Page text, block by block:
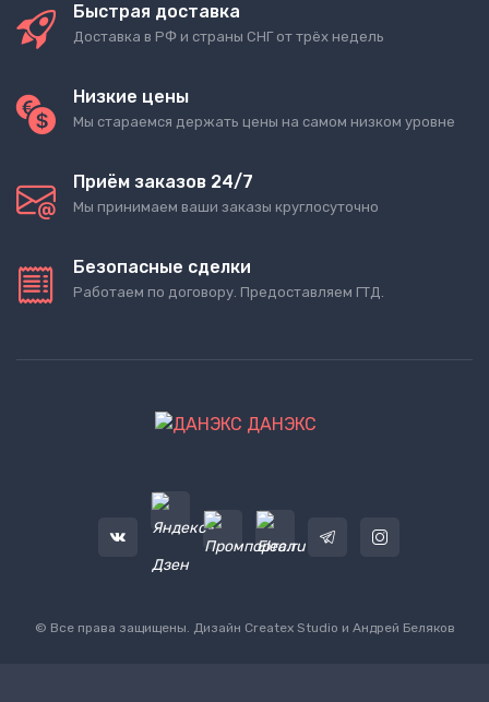
Быстрая доставка
Доставка в РФ и страны СНГ от трёх недель
Низкие цены
Мы стараемся держать цены на самом низком уровне
Приём заказов 24/7
Мы принимаем ваши заказы круглосуточно
Безопасные сделки
Работаем по договору. Предоставляем ГТД.
ДАНЭКС
© Все права защищены. Дизайн Createx Studio и Андрей Беляков